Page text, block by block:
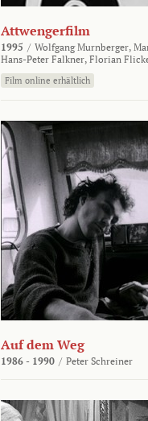
Attwengerfilm
1995 / Wolfgang Murnberger,
Hans-Peter Falkner, Florian
Film online erhältlich
Auf dem Weg
1986 - 1990 / Peter Schreiner